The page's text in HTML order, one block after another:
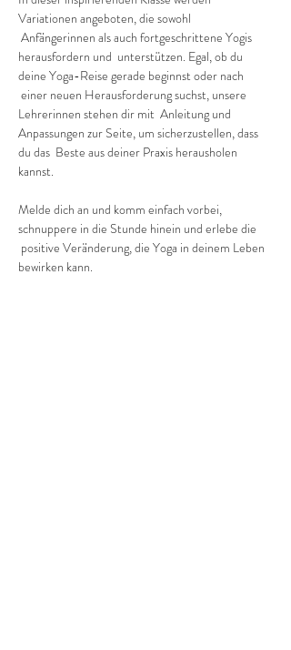
Variationen angeboten, die sowohl
Anfängerinnen als auch fortgeschrittene Yogis
herausfordern und  unterstützen. Egal, ob du
deine Yoga-Reise gerade beginnst oder nach
einer neuen Herausforderung suchst, unsere
Lehrerinnen stehen dir mit  Anleitung und
Anpassungen zur Seite, um sicherzustellen, dass
du das  Beste aus deiner Praxis herausholen
kannst.
Melde dich an und komm einfach vorbei,
schnuppere in die Stunde hinein und erlebe die
positive Veränderung, die Yoga in deinem Leben
bewirken kann.